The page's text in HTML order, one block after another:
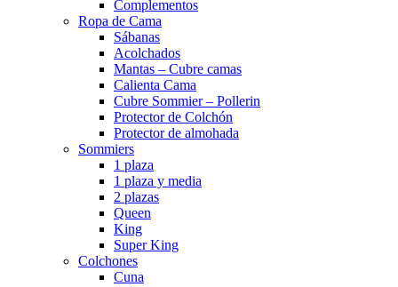
Complementos
Ropa de Cama
Sábanas
Acolchados
Mantas – Cubre camas
Calienta Cama
Cubre Sommier – Pollerin
Protector de Colchón
Protector de almohada
Sommiers
1 plaza
1 plaza y media
2 plazas
Queen
King
Super King
Colchones
Cuna